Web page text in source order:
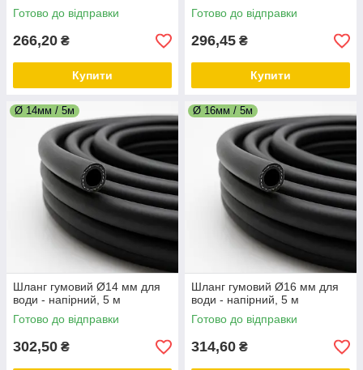
Готово до відправки
266,20 ₴
Купити
Готово до відправки
296,45 ₴
Купити
Ø 14мм / 5м
Шланг гумовий Ø14 мм для
води - напірний, 5 м
Готово до відправки
302,50 ₴
Ø 16мм / 5м
Шланг гумовий Ø16 мм для
води - напірний, 5 м
Готово до відправки
314,60 ₴